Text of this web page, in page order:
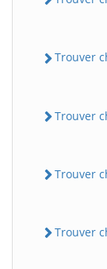
Trouver
Trouver
Trouver
Trouver